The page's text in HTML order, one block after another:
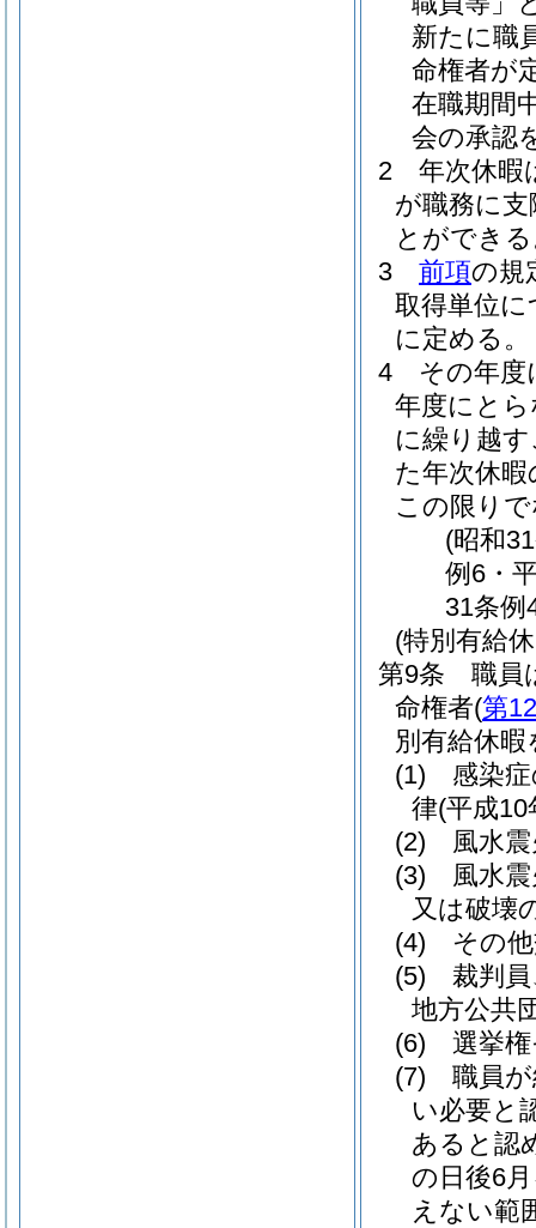
新たに職
命権者が
在職期間
会の承認
2
年次休暇
が職務に
とができ
3
前項の規
取得単位
に定める。
4
その年
年度にと
に繰り越
た年次休
この限り
(昭和
例6・
31条例
(特別有給
第9条
職員
命権者(第
別有給休
(1)
感染
律(平成10
(2)
風水
(3)
風水
又は破壊
(4)
その
(5)
裁判
地方公共
(6)
選挙
(7)
職員
い必要と
あると認
の日後6
えない範